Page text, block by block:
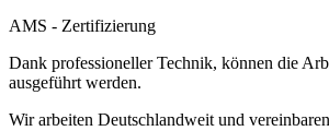
AMS - Zertifizierung
Dank professioneller Technik, können die
ausgeführt werden.
Wir arbeiten Deutschlandweit und